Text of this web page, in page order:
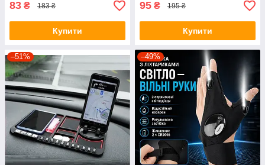
83 ₴ 183 ₴
Купити
95 ₴ 195 ₴
Купити
–51% –49%